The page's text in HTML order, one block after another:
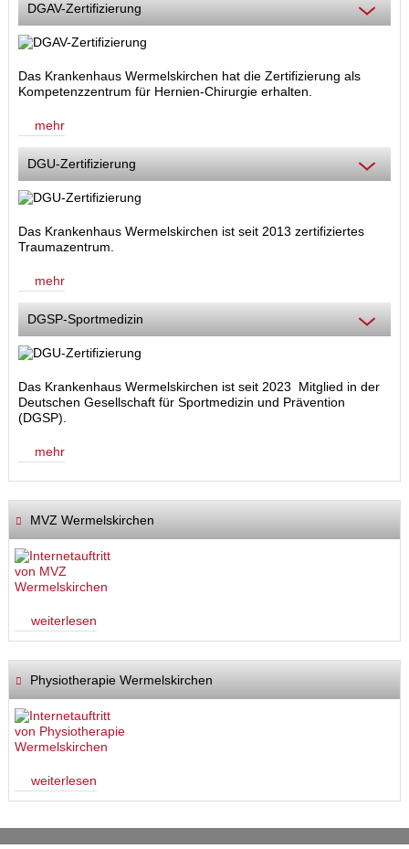
DGAV-Zertifizierung
Das Krankenhaus Wermelskirchen hat die Zertifizierung als
Kompetenzzentrum für Hernien-Chirurgie erhalten.
mehr
DGU-Zertifizierung
Das Krankenhaus Wermelskirchen ist seit 2013 zertifiziertes
Traumazentrum.
mehr
DGSP-Sportmedizin
Das Krankenhaus Wermelskirchen ist seit 2023 Mitglied in der
Deutschen Gesellschaft für Sportmedizin und Prävention
(DGSP).
mehr
MVZ Wermelskirchen
weiterlesen
Physiotherapie Wermelskirchen
weiterlesen